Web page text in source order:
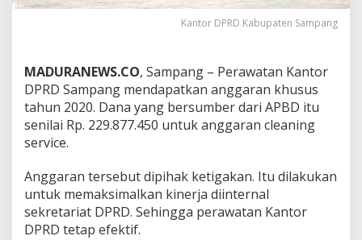
Kantor DPRD Kabupaten Sampang
MADURANEWS.CO, Sampang – Perawatan Kantor
DPRD Sampang mendapatkan anggaran khusus
tahun 2020. Dana yang bersumber dari APBD itu
senilai Rp. 229.877.450 untuk anggaran cleaning
service.
Anggaran tersebut dipihak ketigakan. Itu dilakukan
untuk memaksimalkan kinerja diinternal
sekretariat DPRD. Sehingga perawatan Kantor
DPRD tetap efektif.